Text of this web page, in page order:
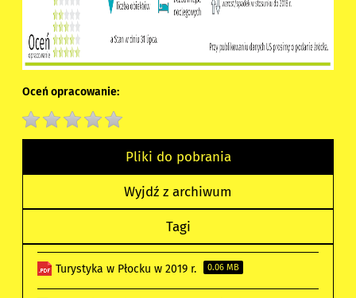
Oceń opracowanie:
Pliki do pobrania
Wyjdź z archiwum
Tagi
Turystyka w Płocku w 2019 r. 0.06 MB